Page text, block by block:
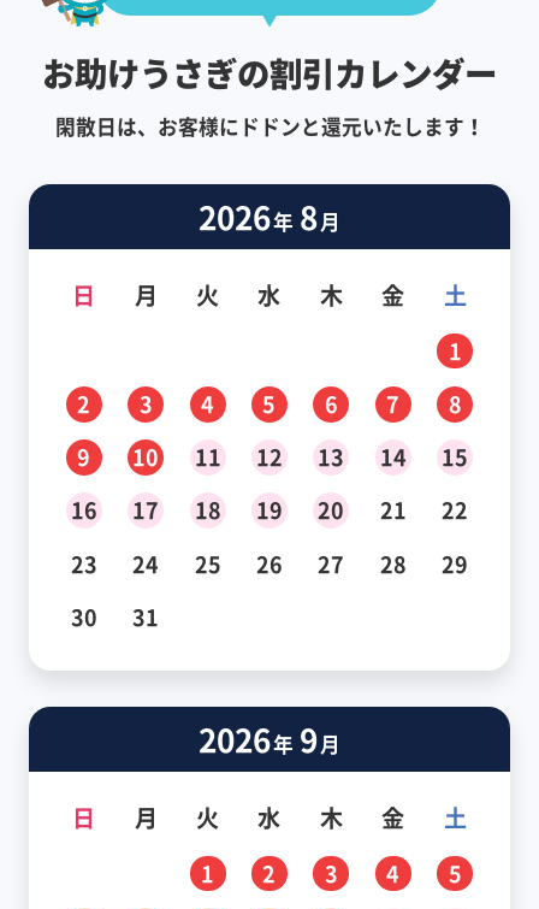
お助けうさぎの割引カレンダー
閑散日は、お客様にドドンと還元いたします！
2026年 8月
日 月 火 水 木 金 土
1
2
3 4 5 6 7
8
9
10 11 12 13 14
15
16
17 18 19 20 21
22
23
24 25 26 27 28
29
30
31
2026年 9月
日 月 火 水 木 金 土
1 2 3 4
5